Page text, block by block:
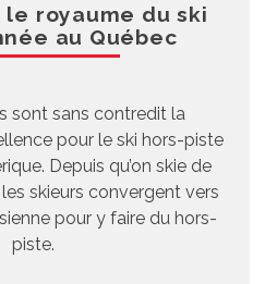
le royaume du ski
au Québec
sont sans contredit la
pour le ski hors-piste
Depuis qu’on skie de
skieurs convergent vers
pour y faire du hors-
piste.